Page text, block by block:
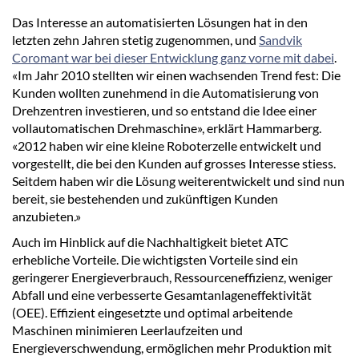
Das Interesse an automatisierten Lösungen hat in den
letzten zehn Jahren stetig zugenommen, und Sandvik
Coromant war bei dieser Entwicklung ganz vorne mit dabei.
«Im Jahr 2010 stellten wir einen wachsenden Trend fest: Die
Kunden wollten zunehmend in die Automatisierung von
Drehzentren investieren, und so entstand die Idee einer
vollautomatischen Drehmaschine», erklärt Hammarberg.
«2012 haben wir eine kleine Roboterzelle entwickelt und
vorgestellt, die bei den Kunden auf grosses Interesse stiess.
Seitdem haben wir die Lösung weiterentwickelt und sind nun
bereit, sie bestehenden und zukünftigen Kunden
anzubieten.»
Auch im Hinblick auf die Nachhaltigkeit bietet ATC
erhebliche Vorteile. Die wichtigsten Vorteile sind ein
geringerer Energieverbrauch, Ressourceneffizienz, weniger
Abfall und eine verbesserte Gesamtanlageneffektivität
(OEE). Effizient eingesetzte und optimal arbeitende
Maschinen minimieren Leerlaufzeiten und
Energieverschwendung, ermöglichen mehr Produktion mit